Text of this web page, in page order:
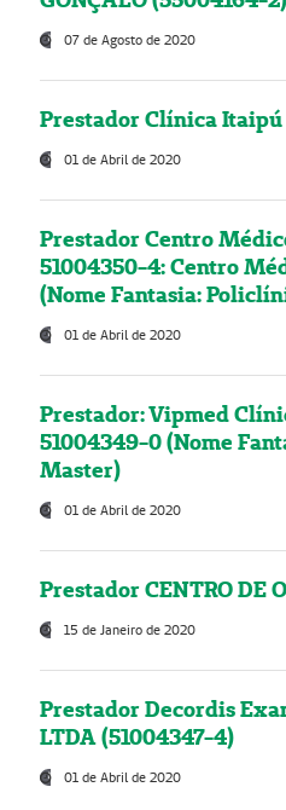
07 de Agosto de 2020
Prestador Clínica
01 de Abril de 2020
Prestador Centro
51004350-4: Centro
(Nome Fantasia:
01 de Abril de 2020
Prestador: Vipmed
51004349-0 (Nome
Master)
01 de Abril de 2020
Prestador CENTRO DE
15 de Janeiro de 2020
Prestador Decordis
LTDA (51004347-4)
01 de Abril de 2020